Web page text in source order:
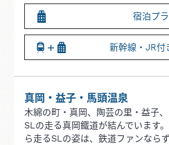
宿泊プ
新幹線・JR付
真岡・益子・馬頭温泉
木綿の町・真岡、陶芸の里・益子
SLの走る真岡鐵道が結んでいます
ら走るSLの姿は、鉄道ファンなら